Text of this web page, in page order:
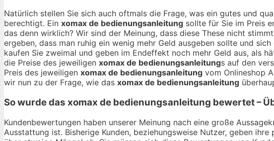
Natürlich stellen Sie sich auch oftmals die Frage, was ein gutes und
berechtigt. Ein xomax de bedienungsanleitung sollte für Sie im Preis
das denn wirklich? Wir sind der Meinung, dass diese These nicht
ergeben, dass man ruhig ein wenig mehr Geld ausgeben sollte und
kaufen Sie zweimal und geben im Endeffekt noch mehr Geld aus, als
die Preise des jeweiligen xomax de bedienungsanleitungs auf den
Preis des jeweiligen xomax de bedienungsanleitung vom Onlineshop
wir nun zu der Frage, wie das xomax de bedienungsanleitung
So wurde das xomax de bedienungsanleitung bewertet –
Kundenbewertungen haben unserer Meinung nach eine große
Ausstattung ist. Bisherige Kunden, beziehungsweise Nutzer, geben